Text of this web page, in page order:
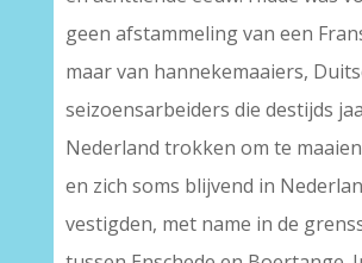
geen afstammeling van een
maar van hannekemaaiers,
seizoensarbeiders die destijds
Nederland trokken om te
en zich soms blijvend in
vestigden, met name in de